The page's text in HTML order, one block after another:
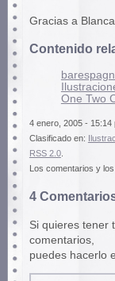
Gracias a
Contenido
One Two
4 enero, 2005 - 15:14
Clasificado en:
RSS 2.0.
Los comentarios y
4
Si quieres tener
comentarios,
puedes hacerlo